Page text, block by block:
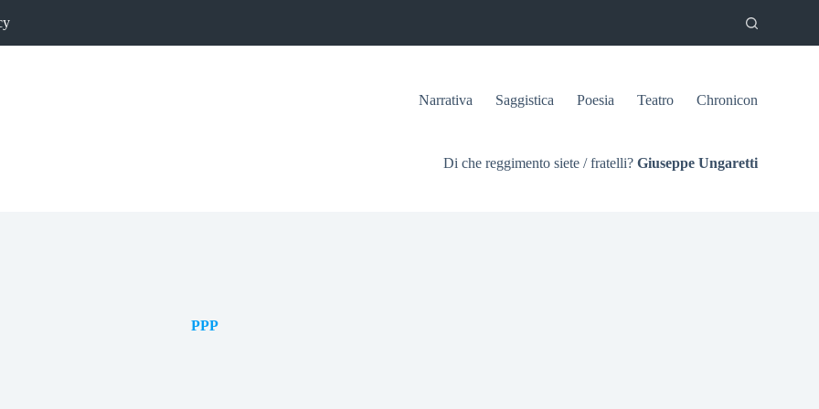
Narrativa Saggistica Poesia Teatro Chronicon
Di che reggimento siete / fratelli? Giuseppe Ungaretti
PPP